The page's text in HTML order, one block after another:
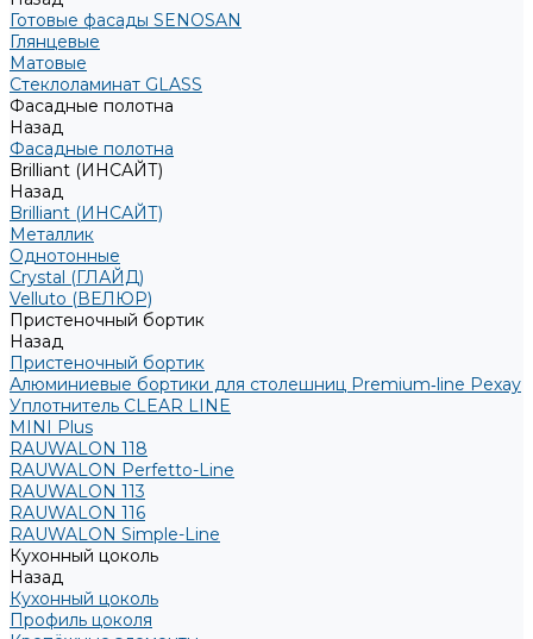
Готовые фасады SENOSAN
Глянцевые
Матовые
Стеклоламинат GLASS
Фасадные полотна
Назад
Фасадные полотна
Brilliant (ИНСАЙТ)
Назад
Brilliant (ИНСАЙТ)
Металлик
Однотонные
Crystal (ГЛАЙД)
Velluto (ВЕЛЮР)
Пристеночный бортик
Назад
Пристеночный бортик
Алюминиевые бортики для столешниц Premium‑line Рехау
Уплотнитель CLEAR LINE
MINI Plus
RAUWALON 118
RAUWALON Perfetto-Line
RAUWALON 113
RAUWALON 116
RAUWALON Simple-Line
Кухонный цоколь
Назад
Кухонный цоколь
Профиль цоколя